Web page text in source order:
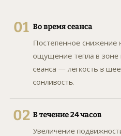
01 Во время сеанса
Постепенное снижение
ощущение тепла в зоне
сеанса — лёгкость в
сонливость.
02 В течение 24 часов
Увеличение